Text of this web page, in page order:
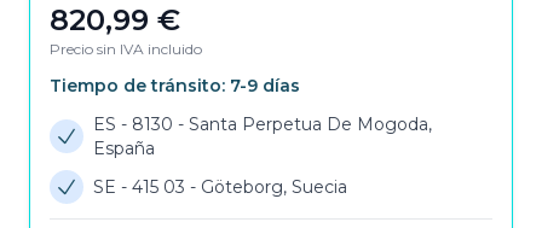
820,99 €
Precio sin IVA incluido
Tiempo de tránsito: 7-9 días
ES - 8130 - Santa Perpetua De Mogoda,
España
SE - 415 03 - Göteborg, Suecia